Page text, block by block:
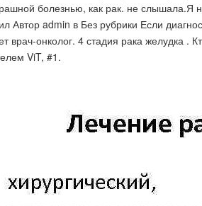
болезнью, как рак. не слышала.Я
Автор admin в Без рубрики Если
врач-онколог. 4 стадия рака желудка .
ViT, #1.